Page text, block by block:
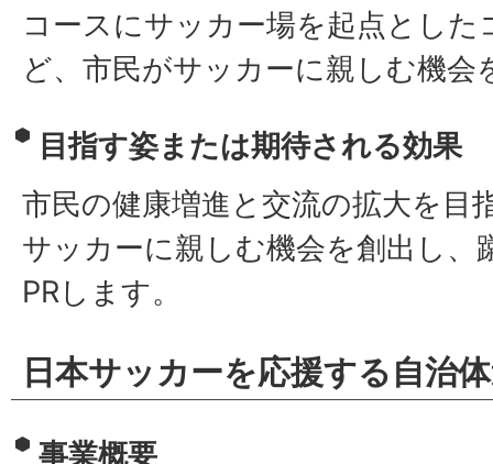
コースにサッカー場を起点とした
ど、市民がサッカーに親しむ機会
目指す姿または期待される効果
市民の健康増進と交流の拡大を目
サッカーに親しむ機会を創出し、
PRします。
日本サッカーを応援する自治
事業概要